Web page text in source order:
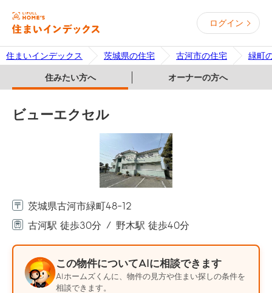
ログイン
住まいインデックス 茨城県の住宅 古河市の住宅 緑町
住みたい方へ オーナーの方へ
ビューエクセル
茨城県古河市緑町48-12
古河駅 徒歩30分
野木駅 徒歩40分
この物件についてAIに相談できます
AIホームズくんに、物件の見方や住まい探しの条件を
相談できます。